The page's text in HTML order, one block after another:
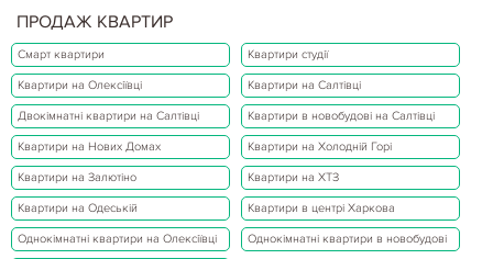
ПРОДАЖ КВАРТИР
Смарт квартири Квартири студії
Квартири на Олексіївці Квартири на Салтівці
Двокімнатні квартири на Салтівці Квартири в новобудові на Салтівці
Квартири на Нових Домах Квартири на Холодній Горі
Квартири на Залютіно Квартири на ХТЗ
Квартири на Одеській Квартири в центрі Харкова
Однокімнатні квартири на Олексіївці Однокімнатні квартири в новобудові